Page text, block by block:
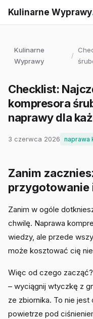
Kulinarne Wyprawy
Kulinarne
Wyprawy
/
Checklist:
kompresora
naprawy dla
3 czerwca 2026 naprawa
Zanim
przygotowanie
Zanim w ogóle
chwilę. Naprawa
wiedzy, ale przede
może kosztować cię
Więc od czego zacząć?
– wyciągnij wtyczkę z
ze zbiornika. To nie
powietrze pod